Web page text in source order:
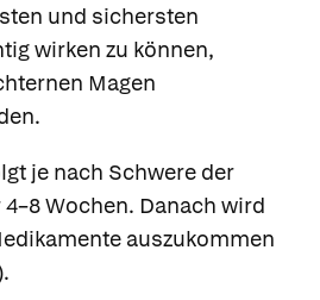
und sichersten
wirken zu können,
Magen
je nach Schwere der
Wochen. Danach wird
auszukommen